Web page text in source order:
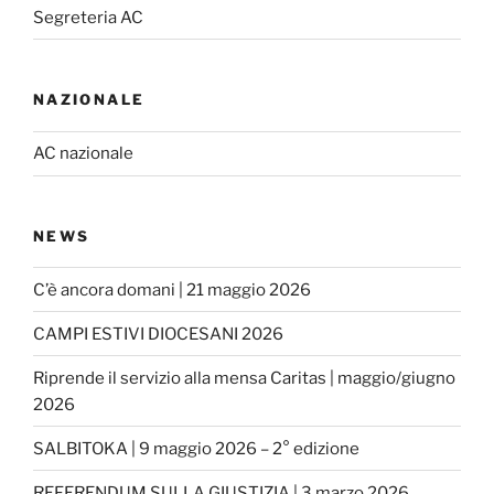
k
a
m
Segreteria AC
NAZIONALE
AC nazionale
NEWS
C’è ancora domani | 21 maggio 2026
CAMPI ESTIVI DIOCESANI 2026
Riprende il servizio alla mensa Caritas | maggio/giugno
2026
SALBITOKA | 9 maggio 2026 – 2° edizione